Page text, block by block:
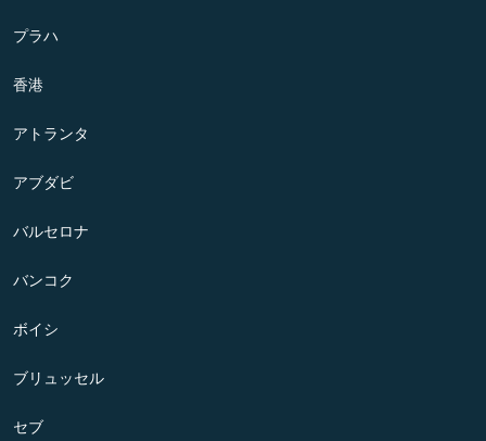
プラハ
香港
アトランタ
アブダビ
バルセロナ
バンコク
ボイシ
ブリュッセル
セブ